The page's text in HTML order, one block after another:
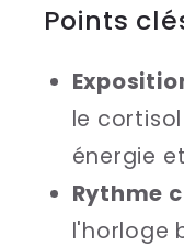
Points
le
énergie
Rythme
l'horloge